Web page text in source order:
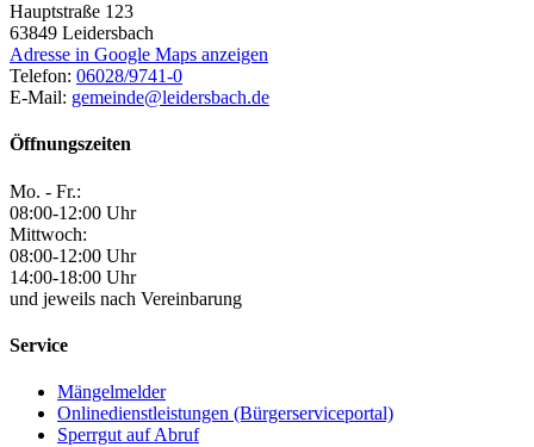
Hauptstraße 123
63849 Leidersbach
Adresse in Google Maps anzeigen
Telefon: 06028/9741-0
E-Mail: gemeinde@leidersbach.de
Öffnungszeiten
Mo. - Fr.:
08:00-12:00 Uhr
Mittwoch:
08:00-12:00 Uhr
14:00-18:00 Uhr
und jeweils nach Vereinbarung
Service
Mängelmelder
Onlinedienstleistungen (Bürgerserviceportal)
Sperrgut auf Abruf